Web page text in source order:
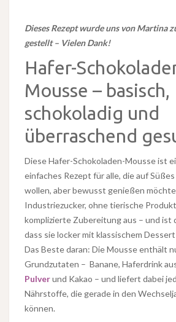
Dieses Rezept wurde uns von Martina
gestellt – Vielen Dank!
Hafer-
Mousse – basisch,
schokoladig und
überraschend
Diese Hafer-Schokoladen-Mousse ist
einfaches Rezept für alle, die auf
wollen, aber bewusst genießen
Industriezucker, ohne tierische
komplizierte Zubereitung aus – und ist
dass sie locker mit klassischem
Das Beste daran: Die Mousse enthält
Grundzutaten – Banane, Haferdrink
Pulverund Kakao – und liefert dabei
Nährstoffe, die gerade in den
können.